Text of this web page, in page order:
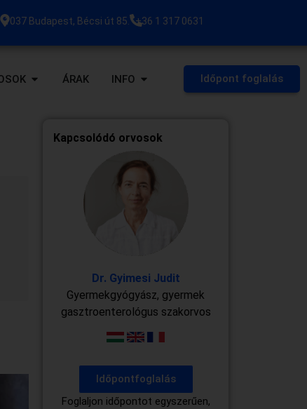
1037 Budapest, Bécsi út 85. +36 1 317 0631
ÁRAK INFO Időpont foglalás
Kapcsolódó orvosok
Dr. Gyimesi Judit
Gyermekgyógyász, gyermek
gasztroenterológus szakorvos
Időpontfoglalás
Foglaljon időpontot egyszerűen,